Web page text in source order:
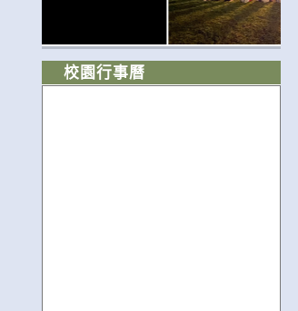
校園行事曆